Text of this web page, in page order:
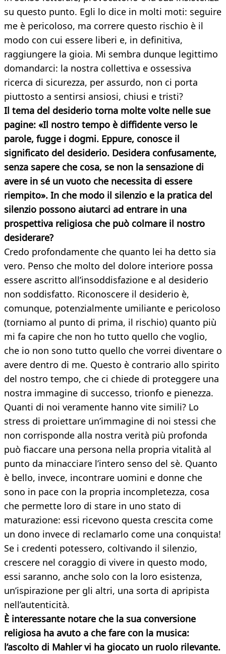
su questo punto. Egli lo dice in molti moti: seguire
me è pericoloso, ma correre questo rischio è il
modo con cui essere liberi e, in definitiva,
raggiungere la gioia. Mi sembra dunque legittimo
domandarci: la nostra collettiva e ossessiva
ricerca di sicurezza, per assurdo, non ci porta
piuttosto a sentirsi ansiosi, chiusi e tristi?
Il tema del desiderio torna molte volte nelle sue
pagine: «Il nostro tempo è diffidente verso le
parole, fugge i dogmi. Eppure, conosce il
significato del desiderio. Desidera confusamente,
senza sapere che cosa, se non la sensazione di
avere in sé un vuoto che necessita di essere
riempito». In che modo il silenzio e la pratica del
silenzio possono aiutarci ad entrare in una
prospettiva religiosa che può colmare il nostro
desiderare?
Credo profondamente che quanto lei ha detto sia
vero. Penso che molto del dolore interiore possa
essere ascritto all’insoddisfazione e al desiderio
non soddisfatto. Riconoscere il desiderio è,
comunque, potenzialmente umiliante e pericoloso
(torniamo al punto di prima, il rischio) quanto più
mi fa capire che non ho tutto quello che voglio,
che io non sono tutto quello che vorrei diventare o
avere dentro di me. Questo è contrario allo spirito
del nostro tempo, che ci chiede di proteggere una
nostra immagine di successo, trionfo e pienezza.
Quanti di noi veramente hanno vite simili? Lo
stress di proiettare un’immagine di noi stessi che
non corrisponde alla nostra verità più profonda
può fiaccare una persona nella propria vitalità al
punto da minacciare l’intero senso del sè. Quanto
è bello, invece, incontrare uomini e donne che
sono in pace con la propria incompletezza, cosa
che permette loro di stare in uno stato di
maturazione: essi ricevono questa crescita come
un dono invece di reclamarlo come una conquista!
Se i credenti potessero, coltivando il silenzio,
crescere nel coraggio di vivere in questo modo,
essi saranno, anche solo con la loro esistenza,
un’ispirazione per gli altri, una sorta di apripista
nell’autenticità.
È interessante notare che la sua conversione
religiosa ha avuto a che fare con la musica:
l’ascolto di Mahler vi ha giocato un ruolo rilevante.